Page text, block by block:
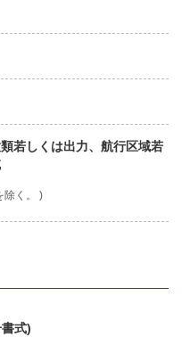
若しくは出力、航行区域若
除く。 )
式)